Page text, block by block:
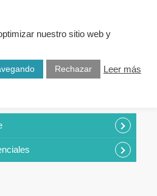
nuestro sitio web y
Rechazar
Leer más